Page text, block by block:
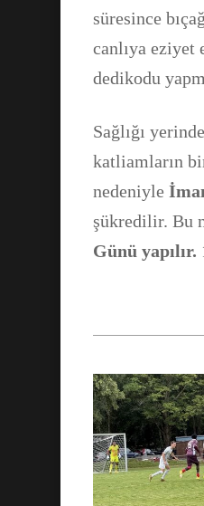
süresince
canlıya
dedikodu
Sağlığı
katliamların
nedeniyle
şükredilir. Bu
Günü yapılır.